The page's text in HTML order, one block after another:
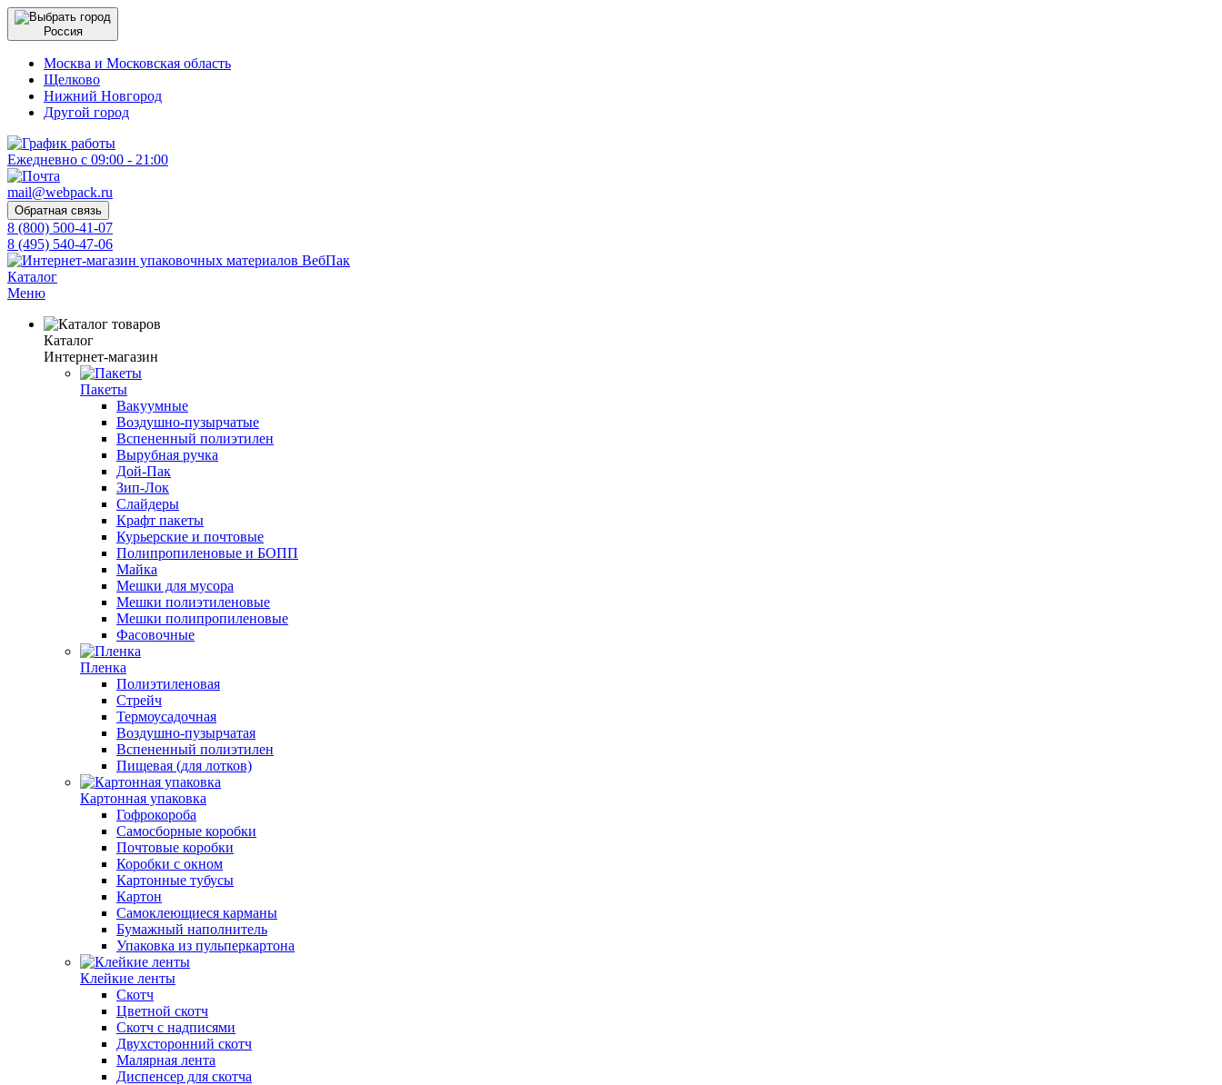
Россия
Москва и Московская область
Щелково
Нижний Новгород
Другой город
Ежедневно с 09:00 - 21:00
mail@webpack.ru
Обратная связь
8 (800) 500-41-07
8 (495) 540-47-06
Каталог
Меню
Каталог
Интернет-магазин
Пакеты
Вакуумные
Воздушно-пузырчатые
Вспененный полиэтилен
Вырубная ручка
Дой-Пак
Зип-Лок
Слайдеры
Крафт пакеты
Курьерские и почтовые
Полипропиленовые и БОПП
Майка
Мешки для мусора
Мешки полиэтиленовые
Мешки полипропиленовые
Фасовочные
Пленка
Полиэтиленовая
Стрейч
Термоусадочная
Воздушно-пузырчатая
Вспененный полиэтилен
Пищевая (для лотков)
Картонная упаковка
Гофрокороба
Самосборные коробки
Почтовые коробки
Коробки с окном
Картонные тубусы
Картон
Самоклеющиеся карманы
Бумажный наполнитель
Упаковка из пульперкартона
Клейкие ленты
Скотч
Цветной скотч
Скотч с надписями
Двухсторонний скотч
Малярная лента
Диспенсер для скотча